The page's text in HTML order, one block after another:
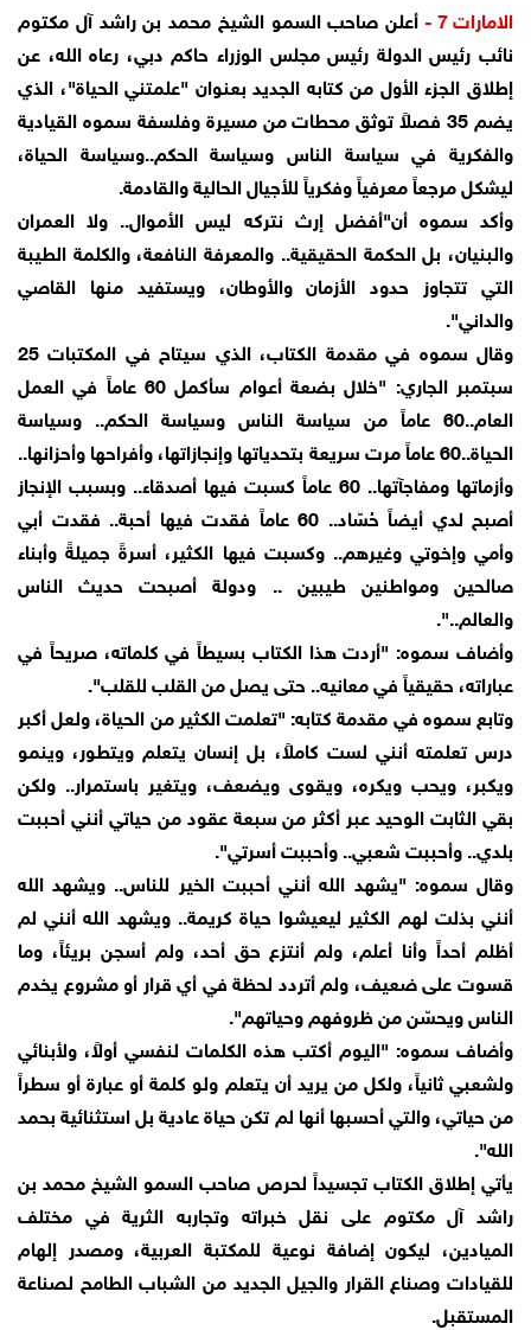
الامارات 7 -
أعلن صاحب السمو الشيخ محمد بن راشد آل مكتوم
نائب رئيس الدولة رئيس مجلس الوزراء حاكم دبي، رعاه الله، عن
إطلاق الجزء الأول من كتابه الجديد بعنوان "علمتني الحياة"، الذي
يضم 35 فصلاً توثق محطات من مسيرة وفلسفة سموه القيادية
والفكرية في سياسة الناس وسياسة الحكم..وسياسة الحياة،
ليشكل مرجعاً معرفياً وفكرياً للأجيال الحالية والقادمة.
وأكد سموه أن"أفضل إرث نتركه ليس الأموال.. ولا العمران
والبنيان، بل الحكمة الحقيقية.. والمعرفة النافعة، والكلمة الطيبة
التي تتجاوز حدود الأزمان والأوطان، ويستفيد منها القاصي
والداني".
وقال سموه في مقدمة الكتاب، الذي سيتاح في المكتبات 25
سبتمبر الجاري: "خلال بضعة أعوام سأكمل 60 عاماً في العمل
العام..60 عاماً من سياسة الناس وسياسة الحكم.. وسياسة
الحياة..60 عاماً مرت سريعة بتحدياتها وإنجازاتها، وأفراحها وأحزانها..
وأزماتها ومفاجآتها.. 60 عاماً كسبت فيها أصدقاء.. وبسبب الإنجاز
أصبح لدي أيضاً حُسّاد.. 60 عاماً فقدت فيها أحبة.. فقدت أبي
وأمي وإخوتي وغيرهم.. وكسبت فيها الكثير، أسرةً جميلةً وأبناء
صالحين ومواطنين طيبين .. ودولة أصبحت حديث الناس
والعالم..".
وأضاف سموه: "أردت هذا الكتاب بسيطاً في كلماته، صريحاً في
عباراته، حقيقياً في معانيه.. حتى يصل من القلب للقلب".
وتابع سموه في مقدمة كتابه: "تعلمت الكثير من الحياة، ولعل أكبر
درس تعلمته أنني لست كاملاً، بل إنسان يتعلم ويتطور، وينمو
ويكبر، ويحب ويكره، ويقوى ويضعف، ويتغير باستمرار.. ولكن
بقي الثابت الوحيد عبر أكثر من سبعة عقود من حياتي أنني أحببت
بلدي.. وأحببت شعبي.. وأحببت أسرتي".
وقال سموه: "يشهد الله أنني أحببت الخير للناس.. ويشهد الله
أنني بذلت لهم الكثير ليعيشوا حياة كريمة.. ويشهد الله أنني لم
أظلم أحداً وأنا أعلم، ولم أنتزع حق أحد، ولم أسجن بريئاً، وما
قسوت على ضعيف، ولم أتردد لحظة في أي قرار أو مشروع يخدم
الناس ويحسّن من ظروفهم وحياتهم".
وأضاف سموه: "اليوم أكتب هذه الكلمات لنفسي أولاً، ولأبنائي
ولشعبي ثانياً، ولكل من يريد أن يتعلم ولو كلمة أو عبارة أو سطراً
من حياتي، والتي أحسبها أنها لم تكن حياة عادية بل استثنائية بحمد
الله".
يأتي إطلاق الكتاب تجسيداً لحرص صاحب السمو الشيخ محمد بن
راشد آل مكتوم على نقل خبراته وتجاربه الثرية في مختلف
الميادين، ليكون إضافة نوعية للمكتبة العربية، ومصدر إلهام
للقيادات وصناع القرار والجيل الجديد من الشباب الطامح لصناعة
المستقبل.